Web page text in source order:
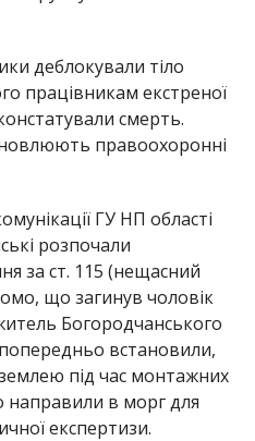
деблокували тіло
працівникам екстреної
смерть.
правоохоронні
ГУ НП області
розпочали
за ст. 115 (нещасний
що загинув чоловік
Богородчанського
встановили,
під час монтажних
направили в морг для
експертизи.